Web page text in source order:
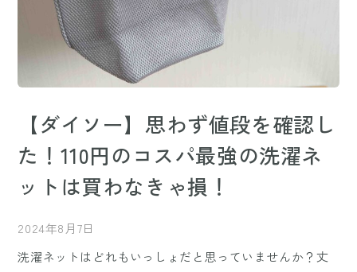
【ダイソー】思わず値段を確認し
た！110円のコスパ最強の洗濯ネ
ットは買わなきゃ損！
2024年8月7日
洗濯ネットはどれもいっしょだと思っていませんか？丈